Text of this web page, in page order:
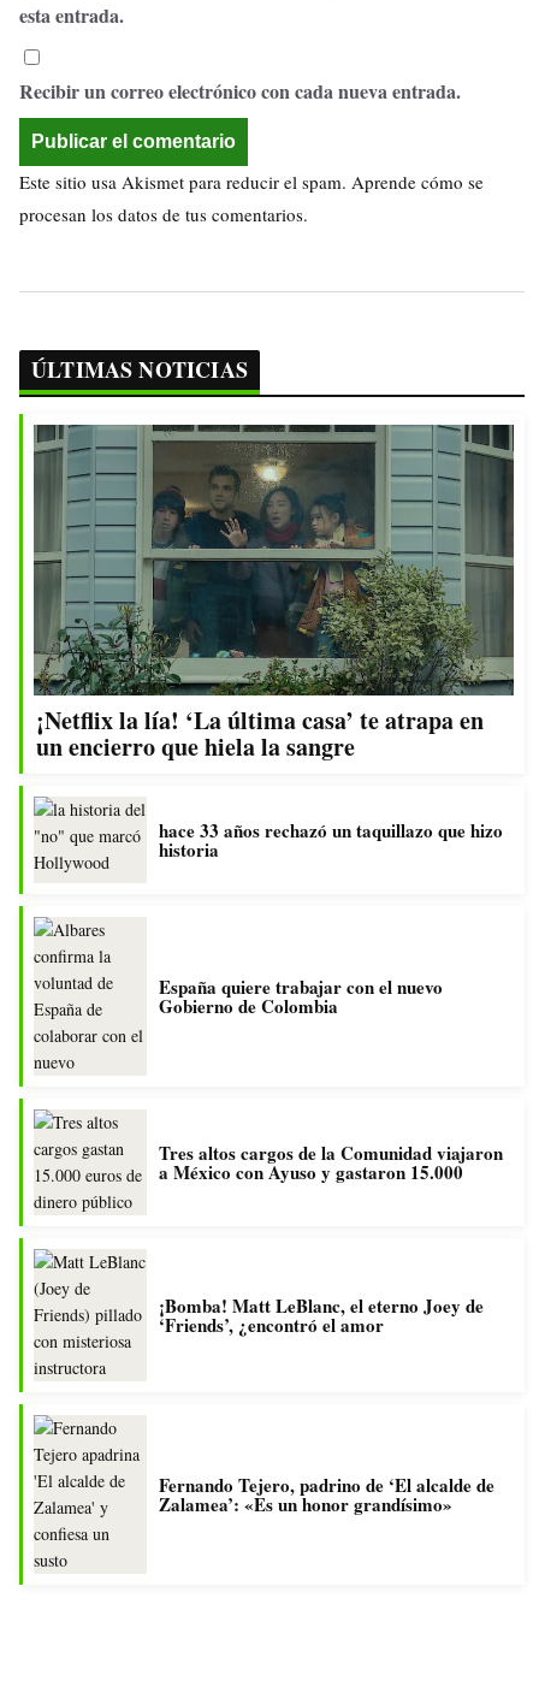
esta entrada.
Recibir un correo electrónico con cada nueva entrada.
Este sitio usa Akismet para reducir el spam. Aprende cómo se
procesan los datos de tus comentarios.
ÚLTIMAS NOTICIAS
¡Netflix la lía! ‘La última casa’ te atrapa en
un encierro que hiela la sangre
hace 33 años rechazó un taquillazo que hizo
historia
España quiere trabajar con el nuevo
Gobierno de Colombia
Tres altos cargos de la Comunidad viajaron
a México con Ayuso y gastaron 15.000
¡Bomba! Matt LeBlanc, el eterno Joey de
‘Friends’, ¿encontró el amor
Fernando Tejero, padrino de ‘El alcalde de
Zalamea’: «Es un honor grandísimo»